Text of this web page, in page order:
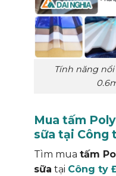
Tính năng
Mua tấm
sữa tại Công
Tìm mua tấm
sữa tại Công ty